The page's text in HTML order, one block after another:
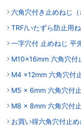
六角穴付き止めねじ（
TRF/いたずら防止用
一字穴付 止めねじ 平
M10x16mm 六角穴付
M4 x12mm 六角穴付
M5 x 6mm 六角穴付
M8 x 8mm 六角穴付
お買い得六角穴付止